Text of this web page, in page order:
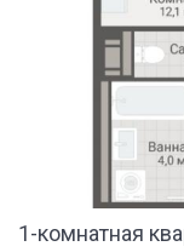
1-комнатная